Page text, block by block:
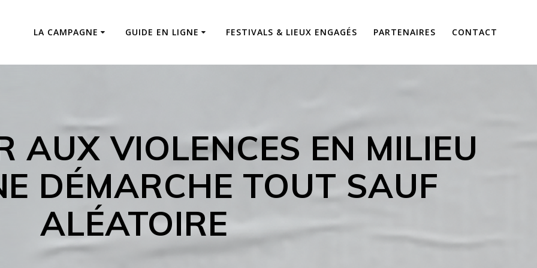
LA CAMPAGNE GUIDE EN LIGNE FESTIVALS & LIEUX ENGAGÉS PARTENAIRES CONTACT
AUX VIOLENCES EN MILIEU
DÉMARCHE TOUT SAUF
ALÉATOIRE